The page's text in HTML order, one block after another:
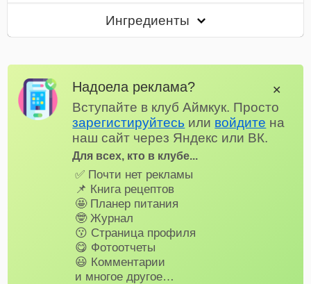
Ингредиенты
Надоела реклама?
Вступайте в клуб Аймкук. Просто
зарегистируйтесь или войдите на
наш сайт через Яндекс или ВК.
Для всех, кто в клубе...
✅ Почти нет рекламы
📌 Книга рецептов
🤩 Планер питания
🤓 Журнал
😗 Страница профиля
😋 Фотоотчеты
😃 Комментарии
и многое другое…
✕